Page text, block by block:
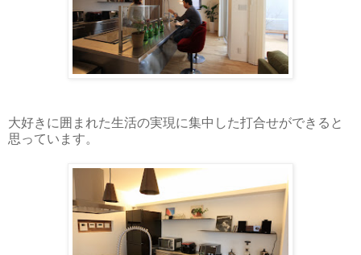
大好きに囲まれた生活の実現に集中した打合せができると
思っています。